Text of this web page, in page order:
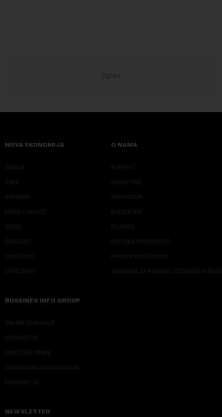
NOVA EKONOMIJA
SRBIJA
SVET
KOLUMNE
PRIČE I ANALIZE
VIDEO
PODCAST
ODRŽIVOST
LEPŠI ŽIVOT
O NAMA
KONTAKT
MARKETING
IMPRESSUM
NJUZLETER
KLIJENTI
POLITIKA PRIVATNOSTI
PRAVILA KORIŠĆENJA
SMERNICE ZA PRIMENU VEŠTAČKE
BUSSINES INFO GROUP
ONLINE EDUKACIJE
IZDAVAŠTVO
MEDIJSKE OBUKE
ORGANIZACIJA DOGADJAJA
EKONOM I JA
NEWSLETTER